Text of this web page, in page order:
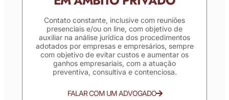
Contato constante, inclusive com reuniões
presenciais e/ou on line, com objetivo de
auxiliar na análise jurídica dos procedimentos
adotados por empresas e empresários, sempre
com objetivo de evitar custos e aumentar os
ganhos empresariais, com a atuação
preventiva, consultiva e contenciosa.
FALAR COM UM ADVOGADO